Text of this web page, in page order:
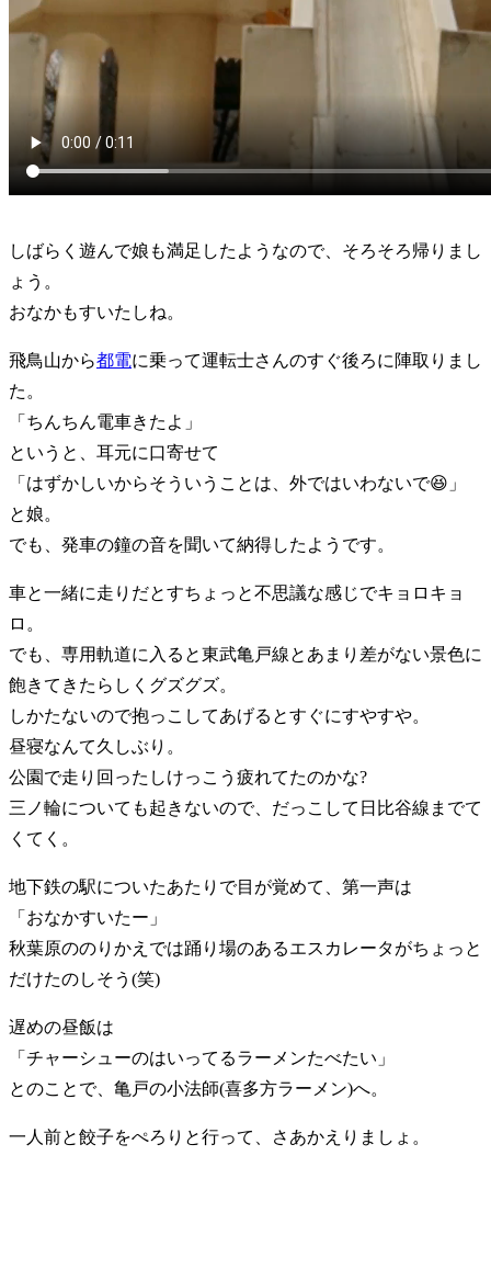
しばらく遊んで娘も満足したようなので、そろそろ帰りまし
ょう。
おなかもすいたしね。
飛鳥山から都電に乗って運転士さんのすぐ後ろに陣取りまし
た。
「ちんちん電車きたよ」
というと、耳元に口寄せて
「はずかしいからそういうことは、外ではいわないで😆」
と娘。
でも、発車の鐘の音を聞いて納得したようです。
車と一緒に走りだとすちょっと不思議な感じでキョロキョ
ロ。
でも、専用軌道に入ると東武亀戸線とあまり差がない景色に
飽きてきたらしくグズグズ。
しかたないので抱っこしてあげるとすぐにすやすや。
昼寝なんて久しぶり。
公園で走り回ったしけっこう疲れてたのかな?
三ノ輪についても起きないので、だっこして日比谷線までて
くてく。
地下鉄の駅についたあたりで目が覚めて、第一声は
「おなかすいたー」
秋葉原ののりかえでは踊り場のあるエスカレータがちょっと
だけたのしそう(笑)
遅めの昼飯は
「チャーシューのはいってるラーメンたべたい」
とのことで、亀戸の小法師(喜多方ラーメン)へ。
一人前と餃子をぺろりと行って、さあかえりましょ。